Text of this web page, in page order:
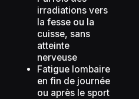
irradiations vers
la fesse ou la
cuisse, sans
atteinte
nerveuse
Fatigue lombaire
en fin de journée
ou après le sport